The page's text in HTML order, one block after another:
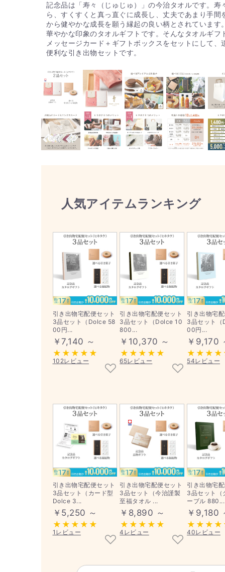
記念品は「寿々（じゅじゅ）」の今治タオルです。寿
ら、すくすくと真っ直ぐに成長し、丈夫であまり手間
から健やかな成長を願う縁起の良い柄とされています
華やかな印象のタオルギフトです。そんなタオルギフ
メッセージカード＋ギフトボックスをセットにして
便利な引き出物セットです。
人気アイテムランキング
引き出物宅配便セット
3品セット（Dolce 58
00円...
￥7,140 ～
102レビュー
引き出物宅配便セット
3品セット（Dolce 10
800...
￥10,370 ～
65レビュー
引き出物宅
3品セット
00円...
￥9,170
54レビュー
引き出物宅配便セット
3品セット（カード型
Dolce 3...
￥5,250 ～
1レビュー
引き出物宅配便セット
3品セット（今治謹製
至福タオル ...
￥8,890 ～
4レビュー
引き出物宅
3品セット（
ーブル 880...
￥9,180
40レビュー